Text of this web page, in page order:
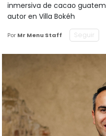
inmersiva de cacao
autor en Villa Bokéh
Por Mr Menu Staff Seguir